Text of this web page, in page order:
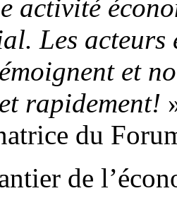
activité
Les
et
rapidement!
du
de